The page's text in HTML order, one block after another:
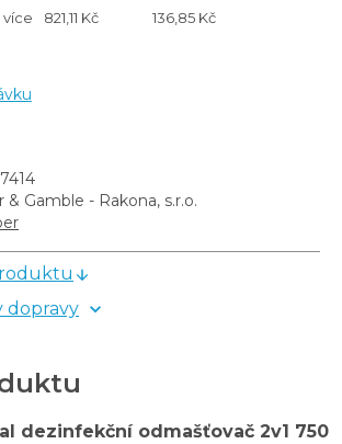
více 821,11 Kč 136,85 Kč
& Gamble - Rakona, s.r.o.
dopravy
dezinfekční odmašťovač 2v1 750